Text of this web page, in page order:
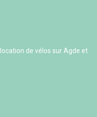
de vélos sur Agde et